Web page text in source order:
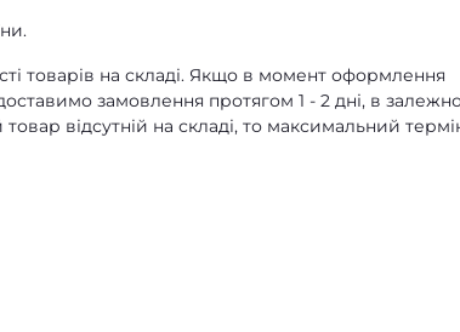
товарів на складі. Якщо в момент оформлення
замовлення протягом 1 - 2 дні, в
відсутній на складі, то максимальний